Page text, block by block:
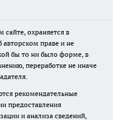
охраняется в
авторском праве и не
бы то ни было форме, в
переработке не иначе
рекомендательные
предоставления
и анализа сведений,